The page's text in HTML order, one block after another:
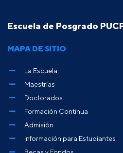
Escuela de Posgrado
MAPA DE SITIO
La Escuela
Maestrías
Doctorados
Formación Continua
Admisión
Información para Estudiantes